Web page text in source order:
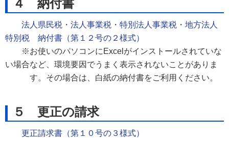
４ 納付書
法人県民税・法人事業税・特別法人事業税・地方法人
特別税 納付書（第１２号の２様式）
※お使いのパソコンにExcelがインストールされていな
い場合など、環境要因でうまく表示されないことがありま
す。その場合は、白紙の納付書をご利用ください。
５ 更正の請求
更正請求書（第１０号の３様式）